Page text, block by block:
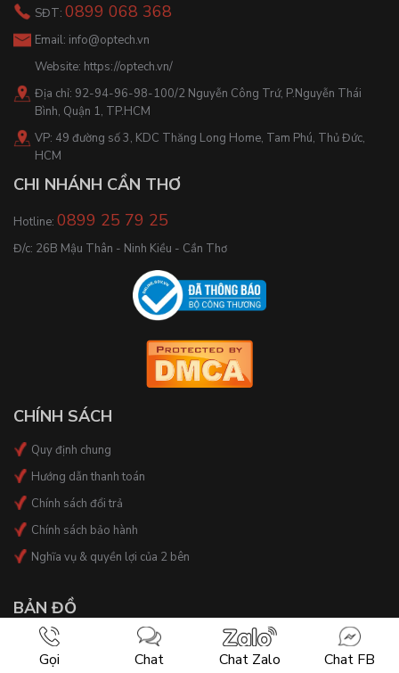
SĐT: 0899 068 368
Email: info@optech.vn
Website: https://optech.vn/
Địa chỉ: 92-94-96-98-100/2 Nguyễn Công Trứ, P.Nguyễn Thái
Bình, Quận 1, TP.HCM
VP: 49 đường số 3, KDC Thăng Long Home, Tam Phú, Thủ Đức,
HCM
CHI NHÁNH CẦN THƠ
Hotline: 0899 25 79 25
Đ/c: 26B Mậu Thân - Ninh Kiều - Cần Thơ
CHÍNH SÁCH
Quy định chung
Hướng dẫn thanh toán
Chính sách đổi trả
Chính sách bảo hành
Nghĩa vụ & quyền lợi của 2 bên
BẢN ĐỒ
Gọi Chat Chat Zalo Chat FB